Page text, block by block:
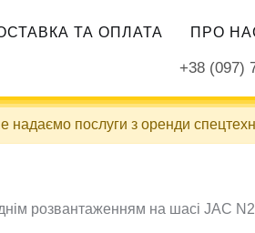
ТА ОПЛАТА ПРО
+38 (097)
надаємо послуги з оренди
розвантаженням на шасі JAC